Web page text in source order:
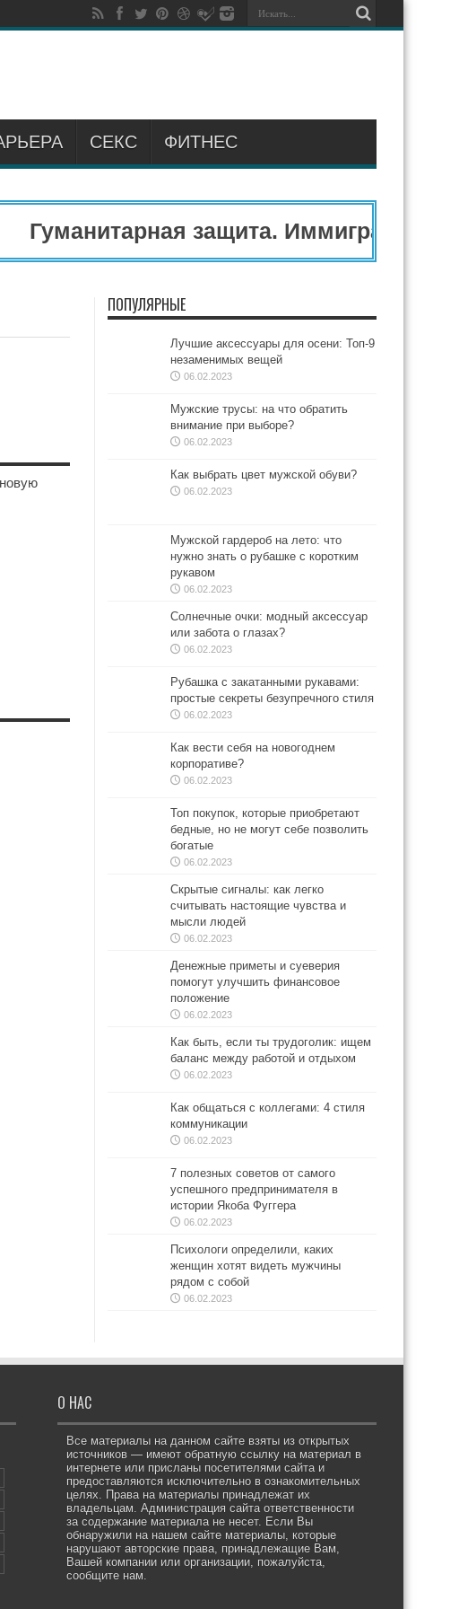
СЕКС ФИТНЕС
Гуманитарная защита.
ПОПУЛЯРНЫЕ
Лучшие аксессуары для осени: Топ-9
незаменимых вещей
06.02.2023
Мужские трусы: на что обратить
внимание при выборе?
06.02.2023
Как выбрать цвет мужской обуви?
06.02.2023
Мужской гардероб на лето: что
нужно знать о рубашке с коротким
рукавом
06.02.2023
Солнечные очки: модный аксессуар
или забота о глазах?
06.02.2023
Рубашка с закатанными рукавами:
простые секреты безупречного стиля
06.02.2023
Как вести себя на новогоднем
корпоративе?
06.02.2023
Топ покупок, которые приобретают
бедные, но не могут себе позволить
богатые
06.02.2023
Скрытые сигналы: как легко
считывать настоящие чувства и
мысли людей
06.02.2023
Денежные приметы и суеверия
помогут улучшить финансовое
положение
06.02.2023
Как быть, если ты трудоголик: ищем
баланс между работой и отдыхом
06.02.2023
Как общаться с коллегами: 4 стиля
коммуникации
06.02.2023
7 полезных советов от самого
успешного предпринимателя в
истории Якоба Фуггера
06.02.2023
Психологи определили, каких
женщин хотят видеть мужчины
рядом с собой
06.02.2023
О НАС
Все материалы на данном сайте взяты из открытых
источников — имеют обратную ссылку на материал в
интернете или присланы посетителями сайта и
предоставляются исключительно в ознакомительных
целях. Права на материалы принадлежат их
владельцам. Администрация сайта ответственности
за содержание материала не несет. Если Вы
обнаружили на нашем сайте материалы, которые
нарушают авторские права, принадлежащие Вам,
Вашей компании или организации, пожалуйста,
сообщите нам.